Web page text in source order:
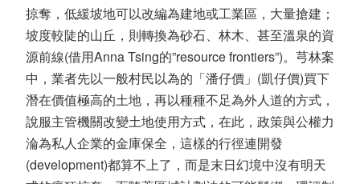
掠奪，低緩坡地可以改編為建地或工業區，大量搶建；
坡度較陡的山丘，則轉換為砂石、林木、甚至溫泉的資
源前線(借用Anna Tsing的”resource frontiers”)。芎林案
中，業者先以一般村民以為的「潘仔價」(凱仔價)買下
潛在價值極高的土地，再以種種不足為外人道的方式，
說服主管機關改變土地使用方式，在此，政策與公權力
淪為私人企業的金庫保全，這樣的行徑連開發
(development)都算不上了，而是末日幻境中沒有明天